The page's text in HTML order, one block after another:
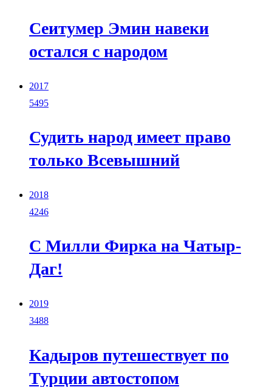
Сеитумер Эмин навеки
остался с народом
2017
5495
Судить народ имеет право
только Всевышний
2018
4246
С Милли Фирка на Чатыр-
Даг!
2019
3488
Кадыров путешествует по
Турции автостопом